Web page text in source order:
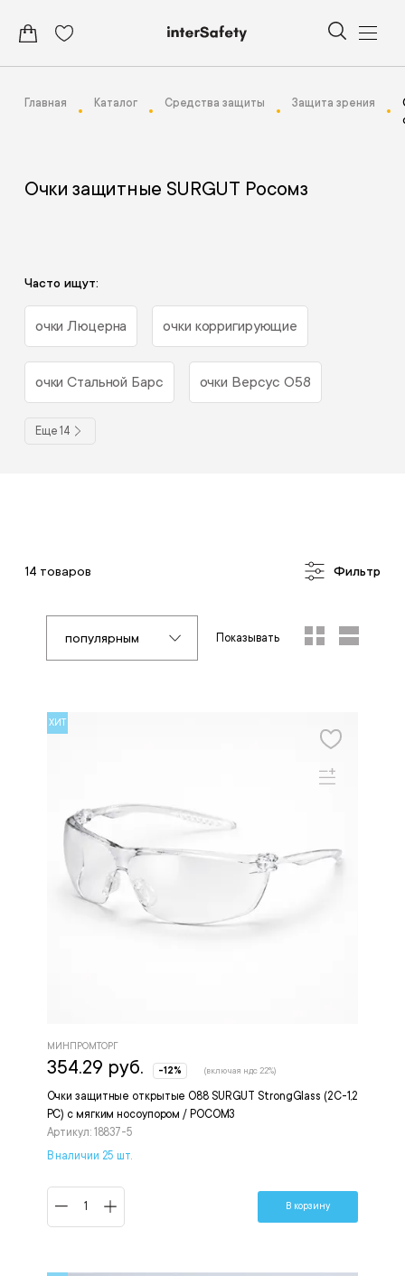
Главная Каталог Средства защиты Защита зрения
Очки защитные SURGUT Росомз
Часто ищут:
очки Люцерна очки корригирующие
очки Стальной Барс очки Версус О58
Еще 14
14 товаров Фильтр
популярным Показывать
ХИТ
Очки защитные открытые О88 SURGUT StrongGlass (2С-1,2
PC) с мягким носоупором / РОСОМЗ
Артикул: 18837-5
МИНПРОМТОРГ
354.29 руб. -12% (включая ндс 22%)
В наличии 25 шт.
В корзину